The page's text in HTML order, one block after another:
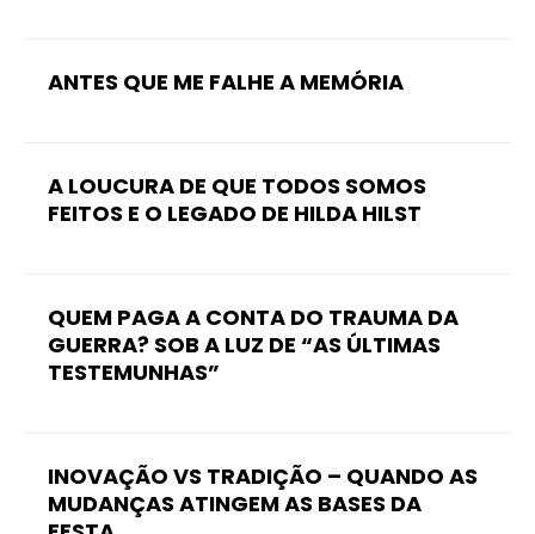
ANTES QUE ME FALHE A MEMÓRIA
A LOUCURA DE QUE TODOS SOMOS
FEITOS E O LEGADO DE HILDA HILST
QUEM PAGA A CONTA DO TRAUMA DA
GUERRA? SOB A LUZ DE “AS ÚLTIMAS
TESTEMUNHAS”
INOVAÇÃO VS TRADIÇÃO – QUANDO AS
MUDANÇAS ATINGEM AS BASES DA